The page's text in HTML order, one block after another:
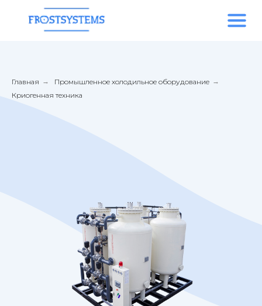
Главная → Промышленное холодильное оборудование →
Криогенная техника